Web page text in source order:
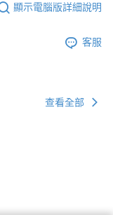
顯示電腦版詳細說明
客服
查看全部